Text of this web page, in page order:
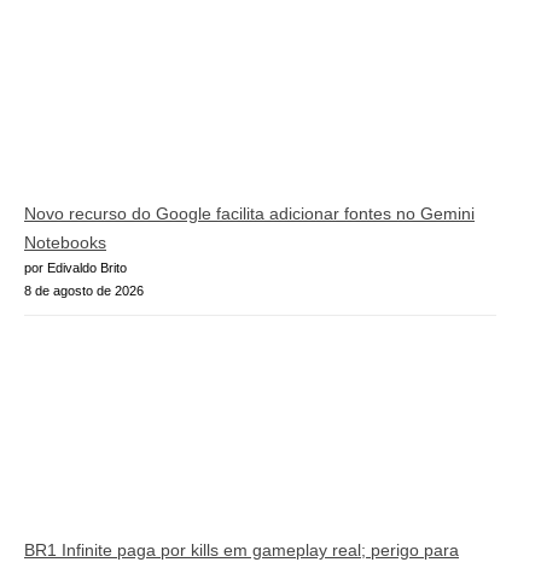
Novo recurso do Google facilita adicionar fontes no Gemini
Notebooks
por Edivaldo Brito
8 de agosto de 2026
BR1 Infinite paga por kills em gameplay real; perigo para